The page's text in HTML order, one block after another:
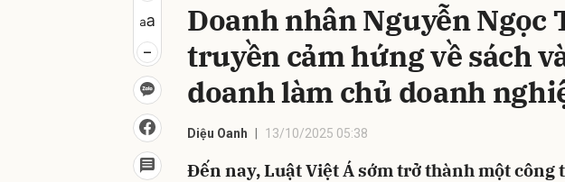
Doanh nhân Nguyễn Ngọc
truyền cảm hứng về sách
doanh làm chủ doanh
Diệu Oanh 13/10/2025 05:38
Đến nay, Luật Việt Á sớm trở thành một công